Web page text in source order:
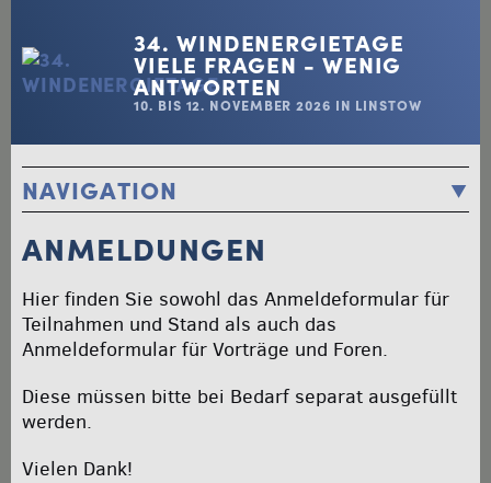
34. WINDENERGIETAGE
VIELE FRAGEN - WENIG
ANTWORTEN
10. BIS 12. NOVEMBER 2026 IN LINSTOW
NAVIGATION
ANMELDUNGEN
STANDPLAN / AUSSTELLER
TEILNEHMERLISTE
ÜBERNACHTUNG
KOSTENFREIER TRANSFER
UNTERSTÜTZER
DIES DAS DINGS
ANMELDUNGEN
Hier finden Sie sowohl das Anmeldeformular für
Teilnahmen und Stand als auch das
Anmeldeformular für Vorträge und Foren.
Diese müssen bitte bei Bedarf separat ausgefüllt
werden.
Vielen Dank!